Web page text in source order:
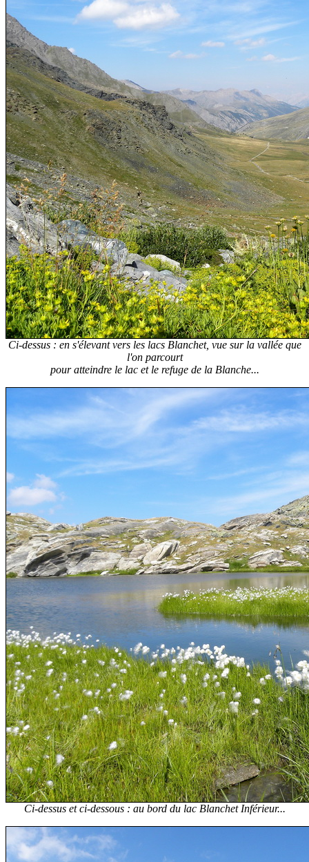
Ci-dessus : en s'élevant vers les lacs Blanchet, vue sur la vallée que
l'on parcourt
pour atteindre le lac et le refuge de la Blanche...
Ci-dessus et ci-dessous : au bord du lac Blanchet Inférieur...